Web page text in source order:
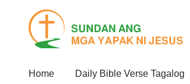
Home Daily Bible Verse Tagalog